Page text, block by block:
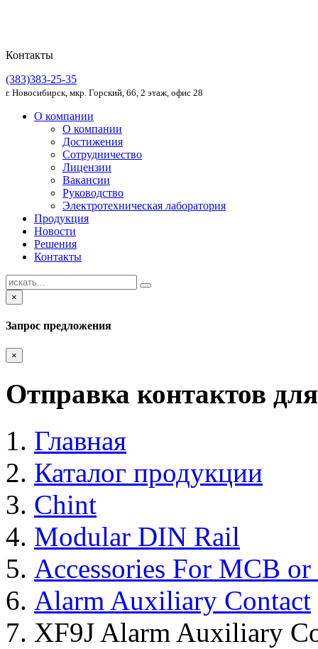
Контакты
(383)383-25-35
г. Новосибирск, мкр. Горский, 66, 2 этаж, офис 28
О компании
О компании
Достижения
Сотрудничество
Лицензии
Вакансии
Руководство
Электротехническая лаборатория
Продукция
Новости
Решения
Контакты
×
Запрос предложения
×
Отправка контактов
Главная
Каталог продукции
Chint
Modular DIN Rail
Accessories For MCB
Alarm Auxiliary Contact
XF9J Alarm Auxiliary